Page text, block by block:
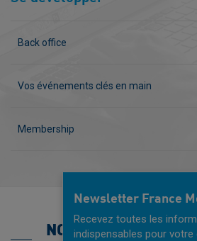
Back office
Vos événements clés en main
Membership
NOS SERVICES
Newsletter France
Recevez toutes les
indispensables pour